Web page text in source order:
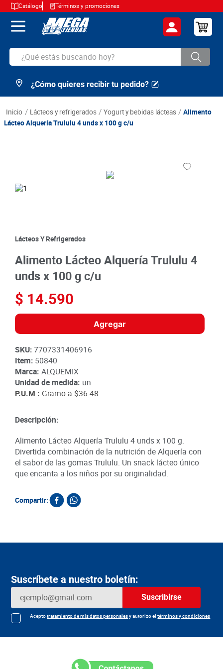
Catálogo Términos y promociones
¿Qué estás buscando hoy?
TÉRMINOS MÁS BUSCADOS
2.
arroz
9.
queso
10. papa
¿Cómo quieres recibir tu pedido?
lácteos y refrigerados yogurt y bebidas lácteas
Alimento
Lácteo Alquería Trululu 4 unds x 100 g c/u
Lácteos Y Refrigerados
Alimento Lácteo Alquería Trululu 4
unds x 100 g c/u
$ 14.590
Agregar
SKU:7707331406916
Item: 50840
Marca: ALQUEMIX
Unidad de medida: un
P.U.M : Gramo a $36.48
Descripción:
Alimento Lácteo Alquería Trululu 4 unds x 100 g.
Divertida combinación de la nutrición de Alquería con
el sabor de las gomas Trululu. Un snack lácteo único
que encanta a los niños por su originalidad.
Compartir:
Suscríbete a nuestro boletín:
Suscribirse
Aceptotratamiento de mis datos personalesy autorizo eltérminos y condiciones